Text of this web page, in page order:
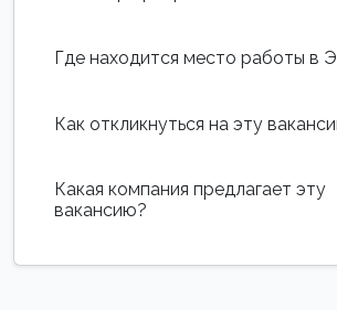
Где находится место работы в
Как откликнуться на эту
Какая компания предлагает эту
вакансию?